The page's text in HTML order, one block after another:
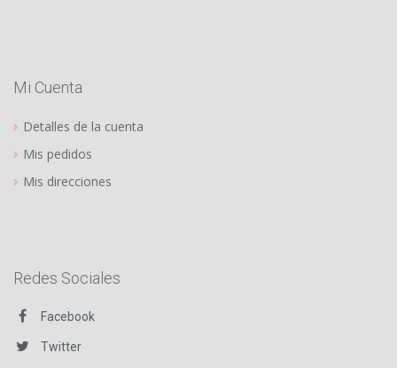
Mi Cuenta
Detalles de la cuenta
Mis pedidos
Mis direcciones
Redes Sociales
Facebook
Twitter